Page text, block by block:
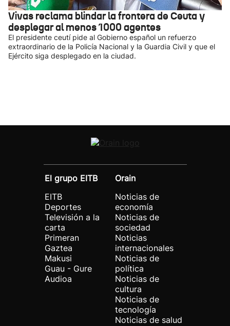
Vivas reclama blindar la frontera de Ceuta y
desplegar al menos 1000 agentes
El presidente ceutí pide al Gobierno español un refuerzo
extraordinario de la Policía Nacional y la Guardia Civil y que el
Ejército siga desplegado en la ciudad.
El grupo EITB
EITB
Deportes
Televisión a la
carta
Primeran
Gaztea
Makusi
Guau - Gure
Audioa
Orain
Noticias de
economía
Noticias de
sociedad
Noticias
internacionales
Noticias de
política
Noticias de
cultura
Noticias de
tecnología
Noticias de salud